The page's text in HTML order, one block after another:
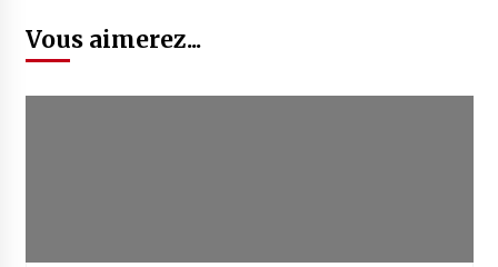
Vous aimerez...